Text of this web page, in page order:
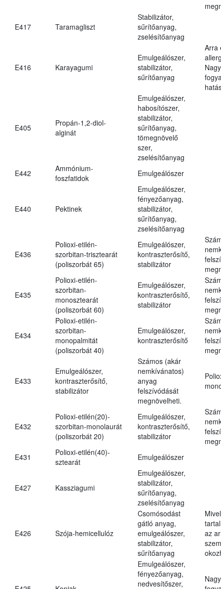
E417 Taramagliszt
Stabilizátor,
sűrítőanyag,
zselésítőanyag
E416 Karayagumi
Emulgeálószer,
stabilizátor,
sűrítőanyag
Arra
E405
Propán-1,2-diol-
alginát
Emulgeálószer,
habosítószer,
stabilizátor,
sűrítőanyag,
tömegnövelő
szer,
zselésítőanyag
E442
Ammónium-
foszfatidok
Emulgeálószer
E440 Pektinek
Emulgeálószer,
fényezőanyag,
stabilizátor,
sűrítőanyag,
zselésítőanyag
E436
Polioxi-etilén-
szorbitan-trisztearát
(poliszorbát 65)
Emulgeálószer,
kontraszterősítő,
stabilizátor
E435
Polioxi-etilén-
szorbitan-
monosztearát
(poliszorbát 60)
Emulgeálószer,
kontraszterősítő,
stabilizátor
E434
Polioxi-etilén-
szorbitan-
monopalmitát
(poliszorbát 40)
Emulgeálószer,
kontraszterősítő
E433
Emulgeálószer,
kontraszterősítő,
stabilizátor
Számos (akár
nemkívánatos)
anyag
felszívódását
megnövelheti.
E432
Polioxi-etilén(20)-
szorbitan-monolaurát
(poliszorbát 20)
Emulgeálószer,
kontraszterősítő,
stabilizátor
E431
Polioxi-etilén(40)-
sztearát
Emulgeálószer
E427 Kassziagumi
Emulgeálószer,
stabilizátor,
sűrítőanyag,
zselésítőanyag
E426 Szója-hemicellulóz
Csomósodást
gátló anyag,
emulgeálószer,
stabilizátor,
sűrítőanyag
az
Emulgeálószer,
fényezőanyag,
nedvesítőszer,